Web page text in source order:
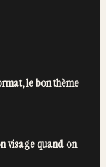
le bon thème
visage quand on